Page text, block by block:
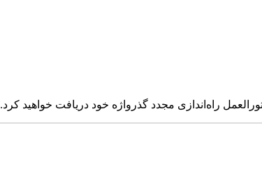
راه‌اندازی مجدد گذرواژه خود دریافت خواهید کرد.